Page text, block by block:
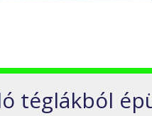
téglákból